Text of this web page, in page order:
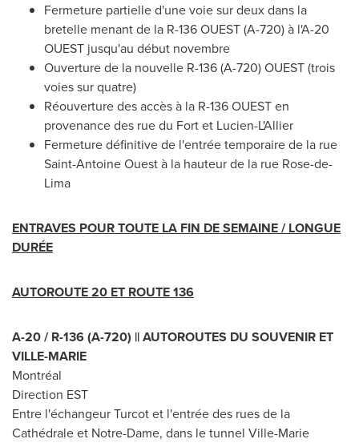
Fermeture partielle d'une voie sur deux dans la
bretelle menant de la R-136 OUEST (A-720) à l'A-20
OUEST jusqu'au début novembre
Ouverture de la nouvelle R-136 (A-720) OUEST (trois
voies sur quatre)
Réouverture des accès à la R-136 OUEST en
provenance des rue du Fort et Lucien-L'Allier
Fermeture définitive de l'entrée temporaire de la rue
Saint-Antoine Ouest à la hauteur de la rue Rose-de-
Lima
ENTRAVES POUR TOUTE LA FIN DE SEMAINE / LONGUE
DURÉE
AUTOROUTE 20 ET ROUTE 136
A-20 / R-136 (A-720) || AUTOROUTES DU SOUVENIR ET
VILLE-MARIE
Montréal
Direction EST
Entre l'échangeur Turcot et l'entrée des rues de la
Cathédrale et Notre-Dame, dans le tunnel Ville-Marie